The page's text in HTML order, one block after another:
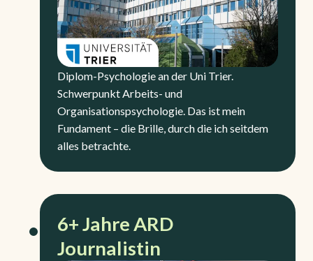
Diplom-Psychologie an der Uni Trier.
Schwerpunkt Arbeits- und
Organisationspsychologie. Das ist mein
Fundament – die Brille, durch die ich seitdem
alles betrachte.
6+ Jahre ARD
Journalistin